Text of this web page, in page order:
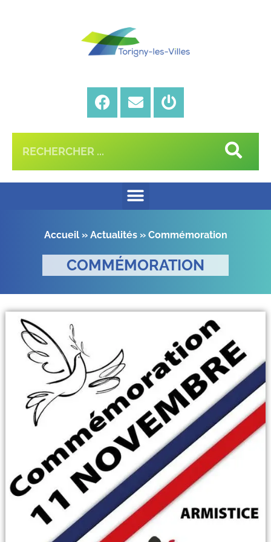
Accueil» Actualités» Commémoration
COMMÉMORATION